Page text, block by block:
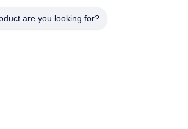
are you looking for?